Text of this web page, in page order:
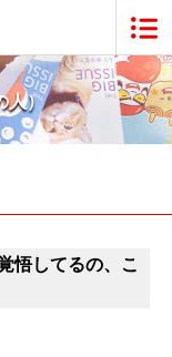
人）
悟してるの、こ